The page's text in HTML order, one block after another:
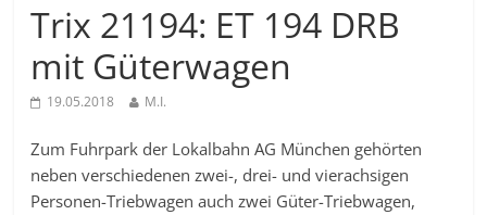
Trix 21194: ET 194 DRB
mit Güterwagen
19.05.2018 M.I.
Zum Fuhrpark der Lokalbahn AG München gehörten
neben verschiedenen zwei-, drei- und vierachsigen
Personen-Triebwagen auch zwei Güter-Triebwagen,